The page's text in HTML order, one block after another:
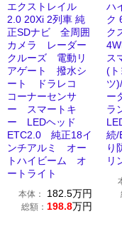
エクストレイル
2.0 20Xi 2列車 純
正SDナビ 全周囲
カメラ レーダー
クルーズ 電動リ
アゲート 撥水シ
ート ドラレコ
コーナーセンサ
ー スマートキ
ー LEDヘッド
ETC2.0 純正18イ
ンチアルミ オー
トハイビーム オ
ートライト
本体： 182.5万円
総額： 198.8万円
ハ
ク
ク
ス
(ト
ツ
ー
ラ
続/
り
リ